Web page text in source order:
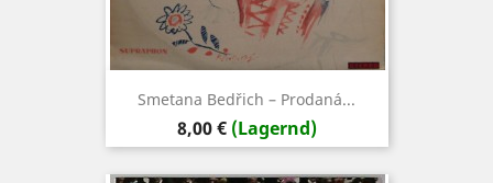
Smetana ‎Bedřich – Prodaná...
Preis
8,00 € (Lagernd)